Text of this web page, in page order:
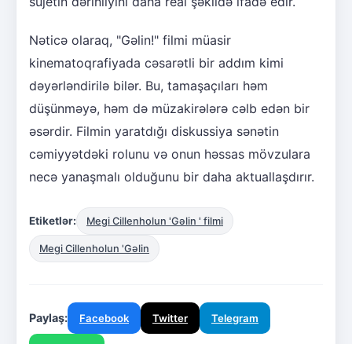
Nəticə olaraq, "Gəlin!" filmi müasir
kinematoqrafiyada cəsarətli bir addım kimi
dəyərləndirilə bilər. Bu, tamaşaçıları həm
düşünməyə, həm də müzakirələrə cəlb edən bir
əsərdir. Filmin yaratdığı diskussiya sənətin
cəmiyyətdəki rolunu və onun həssas mövzulara
necə yanaşmalı olduğunu bir daha aktuallaşdırır.
Etiketlər: Megi Cillenholun 'Gəlin ' filmi
Megi Cillenholun 'Gəlin
Paylaş: Facebook Twitter Telegram